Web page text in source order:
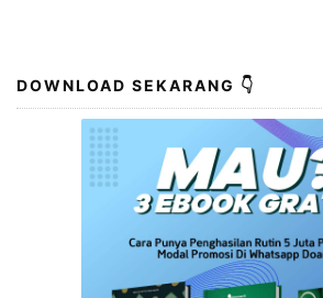
DOWNLOAD SEKARANG 👇